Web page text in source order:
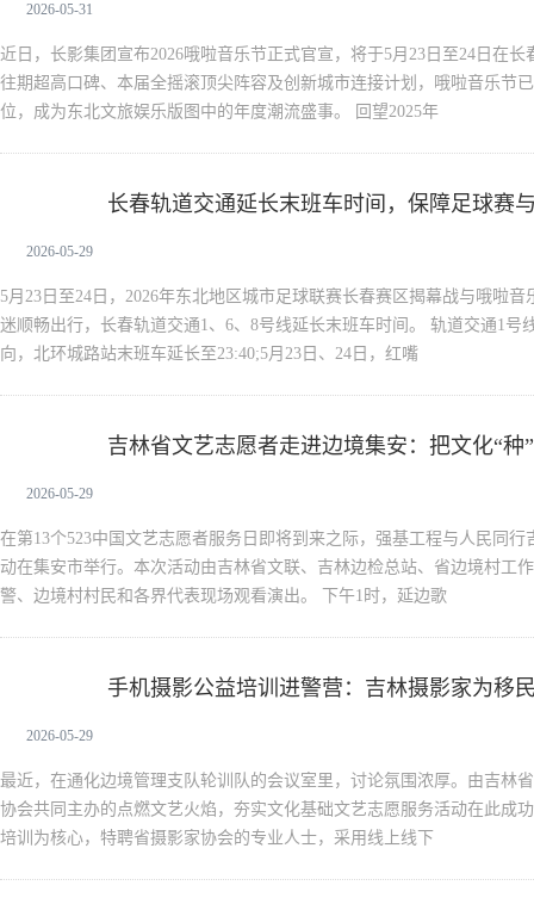
2026-05-31
近日，长影集团宣布2026哦啦音乐节正式官宣，将于5月23日至24日在
往期超高口碑、本届全摇滚顶尖阵容及创新城市连接计划，哦啦音乐节
位，成为东北文旅娱乐版图中的年度潮流盛事。 回望2025年
长春轨道交通延长末班车时间，保障足球赛
2026-05-29
5月23日至24日，2026年东北地区城市足球联赛长春赛区揭幕战与哦啦
迷顺畅出行，长春轨道交通1、6、8号线延长末班车时间。 轨道交通1号
向，北环城路站末班车延长至23:40;5月23日、24日，红嘴
吉林省文艺志愿者走进边境集安：把文化“种
2026-05-29
在第13个523中国文艺志愿者服务日即将到来之际，强基工程与人民同
动在集安市举行。本次活动由吉林省文联、吉林边检总站、省边境村工
警、边境村村民和各界代表现场观看演出。 下午1时，延边歌
手机摄影公益培训进警营：吉林摄影家为移
2026-05-29
最近，在通化边境管理支队轮训队的会议室里，讨论氛围浓厚。由吉林
协会共同主办的点燃文艺火焰，夯实文化基础文艺志愿服务活动在此成
培训为核心，特聘省摄影家协会的专业人士，采用线上线下